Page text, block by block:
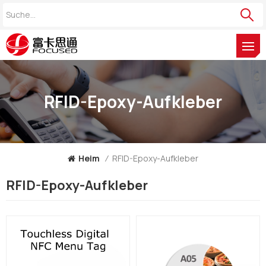
RFID-Epoxy-Aufkleber
Heim / RFID-Epoxy-Aufkleber
RFID-Epoxy-Aufkleber